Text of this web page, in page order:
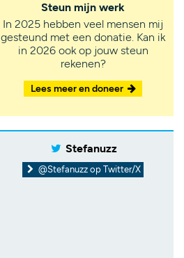
Steun mijn werk
In 2025 hebben veel mensen mij
gesteund met een donatie. Kan ik
in 2026 ook op jouw steun
rekenen?
Lees meer en doneer
Stefanuzz
@Stefanuzz op Twitter/X